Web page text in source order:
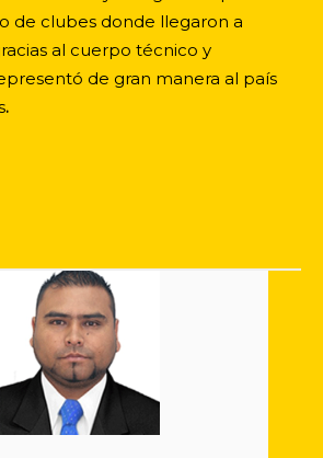
de clubes donde llegaron a
al cuerpo técnico y
de gran manera al país
.